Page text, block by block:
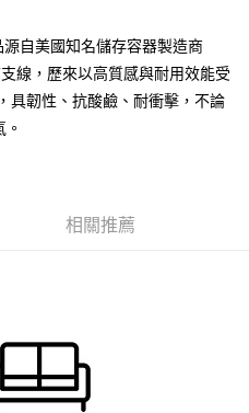
。
」後，將跳轉至「AFTEE先享後付」
，即可完成結帳。
簡訊。
簡訊中的連結，可透過四大超商／
」之結帳頁面顯示為準，若有關於
資料，並將交易相關給付款項請求債
下網址：
)免運費
自美國知名儲存容器製造商
線，歷來以高質感與耐用效能受
具韌性、抗酸鹼、耐衝擊，不論
相關推薦